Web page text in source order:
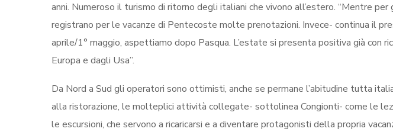
anni. Numeroso il turismo di ritorno degli italiani che vivono all’estero. “Mentre
registrano per le vacanze di Pentecoste molte prenotazioni. Invece- continua il
aprile/1° maggio, aspettiamo dopo Pasqua. L’estate si presenta positiva già con
Europa e dagli Usa”.
Da Nord a Sud gli operatori sono ottimisti, anche se permane l’abitudine tutta
alla ristorazione, le molteplici attività collegate- sottolinea Congionti- come le
le escursioni, che servono a ricaricarsi e a diventare protagonisti della propria